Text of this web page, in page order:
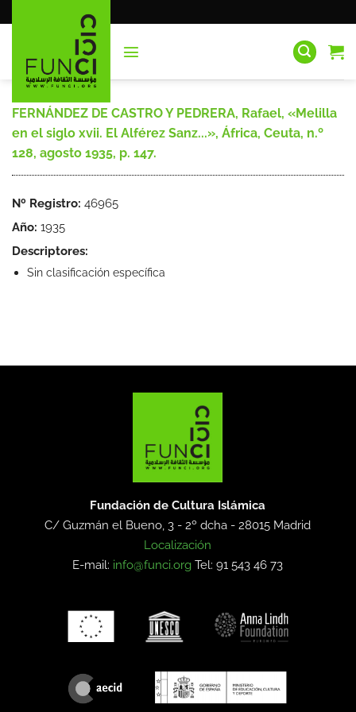
al
FERNÁNDEZ DE CASTRO Y PEDRERA, Rafael, «Melilla
en el siglo xvii. El Alférez Sanz...», África, Ceuta, n.º
128, agosto 1935, p. 147.
Nº Registro: 46965
Año: 1935
Descriptores:
Sin clasificación específica
Fundación de Cultura Islámica
C/ Guzmán el Bueno, 3 - 2º dcha -28015 Madrid
Localización
E-mail: info@funci.org Tel: 91 543 46 73